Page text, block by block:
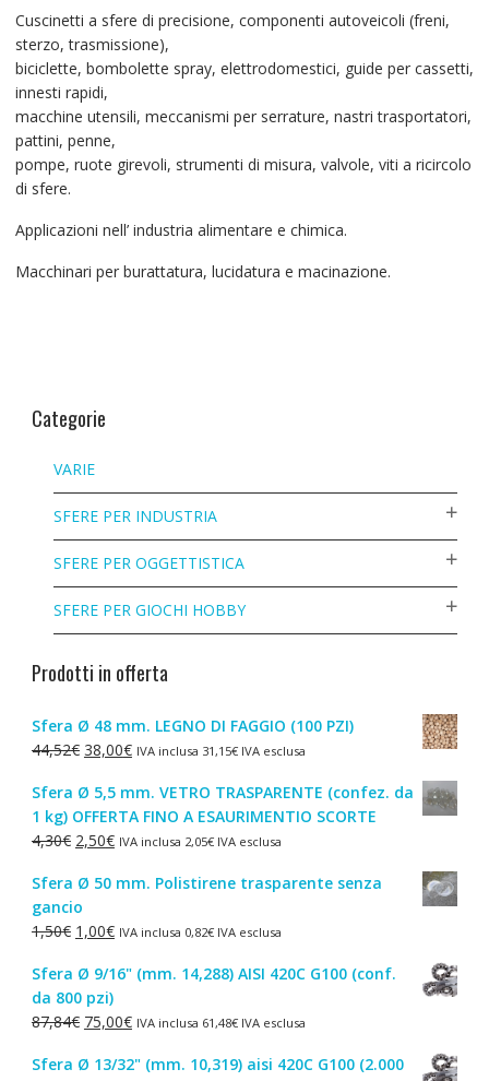
Cuscinetti a sfere di precisione, componenti autoveicoli (freni,
sterzo, trasmissione),
biciclette, bombolette spray, elettrodomestici, guide per cassetti,
innesti rapidi,
macchine utensili, meccanismi per serrature, nastri trasportatori,
pattini, penne,
pompe, ruote girevoli, strumenti di misura, valvole, viti a ricircolo
di sfere.
Applicazioni nell’ industria alimentare e chimica.
Macchinari per burattatura, lucidatura e macinazione.
Categorie
VARIE
SFERE PER INDUSTRIA
SFERE PER OGGETTISTICA
SFERE PER GIOCHI HOBBY
Prodotti in offerta
Sfera Ø 48 mm. LEGNO DI FAGGIO (100 PZI)
44,52€ Il
originale
era:
44,52€.
38,00€Il
attuale
è:
38,00€.
IVA inclusa 31,15€IVA esclusa
Sfera Ø 5,5 mm. VETRO TRASPARENTE (confez. da
1 kg) OFFERTA FINO A ESAURIMENTIO SCORTE
4,30€ Il
originale
era:
4,30€.
2,50€Il
attuale
2,50€.
IVA inclusa 2,05€IVA esclusa
Sfera Ø 50 mm. Polistirene trasparente senza
gancio
1,50€ Il
originale
era:
1,50€.
1,00€Il
attuale
è:
1,00€.
IVA inclusa 0,82€IVA esclusa
Sfera Ø 9/16" (mm. 14,288) AISI 420C G100 (conf.
da 800 pzi)
87,84€ Il
originale
75,00€Il
attuale
IVA inclusa 61,48€IVA esclusa
Sfera Ø 13/32" (mm. 10,319) aisi 420C G100 (2.000